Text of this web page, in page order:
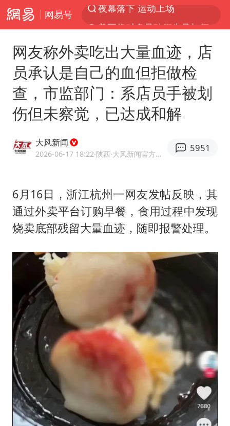
网易号
改名后的“青海拉面”店
勒沃库森U17主帅盛赞赵松源
台军“汉光秀”开场闹剧多
段绚竞因公牺牲 年仅44岁
“空调24小时开着更省电”不实
“不建议大家买深色蛋糕”
男子杀人后逃进深山21年活得像野人
网友称外卖吃出大量血迹，店
员承认是自己的血但拒做检
查，市监部门：系店员手被划
伤但未察觉，已达成和解
大风新闻
2026-06-17 18:22·陕西 ·大风新闻官方账号
5951
6月16日，浙江杭州一网友发帖反映，其
通过外卖平台订购早餐，食用过程中发现
烧卖底部残留大量血迹，随即报警处理。